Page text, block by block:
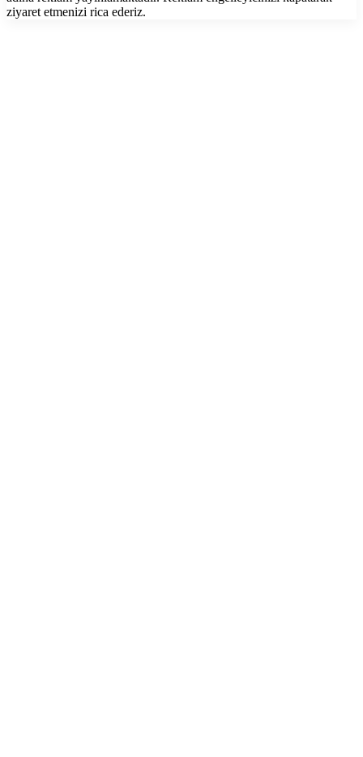
ziyaret etmenizi rica ederiz.